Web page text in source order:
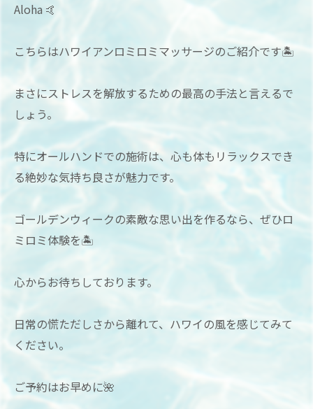
Aloha 🤙
こちらはハワイアンロミロミマッサージのご紹介です🏝
まさにストレスを解放するための最高の手法と言えるで
しょう。
特にオールハンドでの施術は、心も体もリラックスでき
る絶妙な気持ち良さが魅力です。
ゴールデンウィークの素敵な思い出を作るなら、ぜひロ
ミロミ体験を🏝
心からお待ちしております。
日常の慌ただしさから離れて、ハワイの風を感じてみて
ください。
ご予約はお早めに🌺